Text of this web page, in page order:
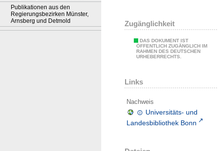
Publikationen aus den
Regierungsbezirken Münster,
Arnsberg und Detmold
Zugänglichkeit
DAS DOKUMENT IST
ÖFFENTLICH ZUGÄNGLICH IM
RAHMEN DES DEUTSCHEN
URHEBERRECHTS.
Links
Nachweis
Universitäts- und
Landesbibliothek Bonn